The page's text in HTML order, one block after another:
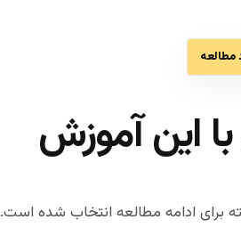
مطالعه
این آموزش
ادامه مطالعه انتخاب شده است.